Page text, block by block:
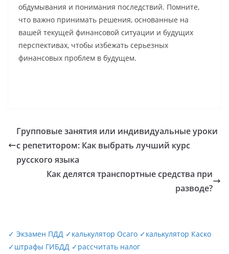
обдумывания и понимания последствий. Помните,
что важно принимать решения, основанные на
вашей текущей финансовой ситуации и будущих
перспективах, чтобы избежать серьезных
финансовых проблем в будущем.
Групповые занятия или индивидуальные уроки
с репетитором: Как выбрать лучший курс
русского языка
Как делятся транспортные средства при
разводе?
✓ Экзамен ПДД ✓калькулятор Осаго ✓калькулятор Каско
✓штрафы ГИБДД ✓рассчитать налог